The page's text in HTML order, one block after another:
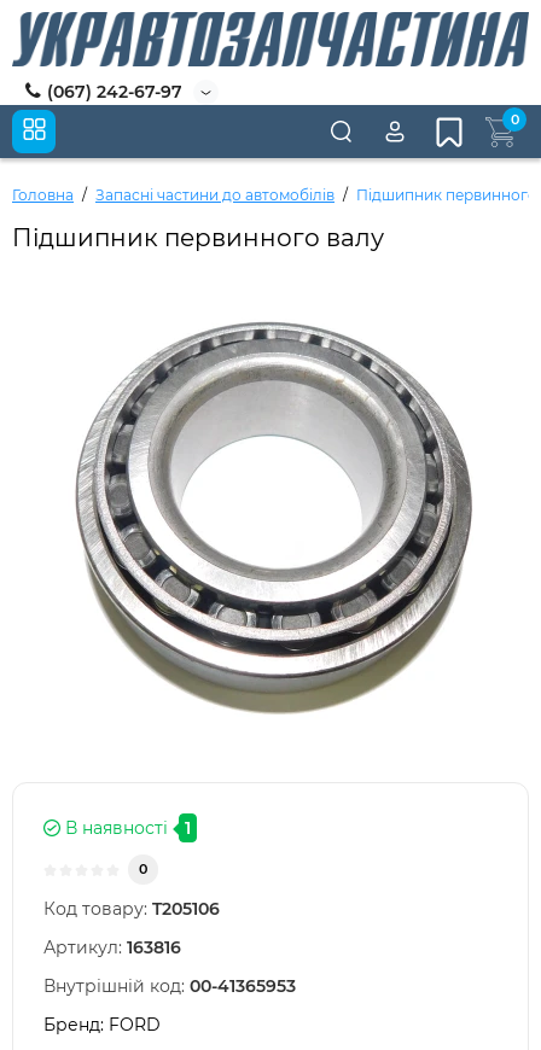
(067) 242-67-97
0
Головна Запасні частини до автомобілів Підшипник первинного
Підшипник первинного валу
В наявності 1
0
Код товару: T205106
Артикул: 163816
Внутрішній код: 00-41365953
Бренд: FORD